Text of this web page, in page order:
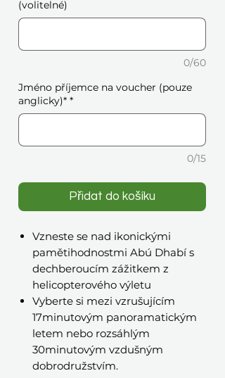
(volitelné)
0/60
Jméno příjemce na voucher (pouze
anglicky)* *
0/15
Přidat do košíku
Vzneste se nad ikonickými
pamětihodnostmi Abú Dhabí s
dechberoucím zážitkem z
helicopterového výletu
Vyberte si mezi vzrušujícím
17minutovým panoramatickým
letem nebo rozsáhlým
30minutovým vzdušným
dobrodružstvím.